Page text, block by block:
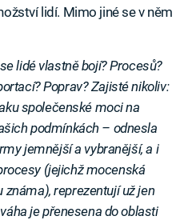
lidí. Mimo jiné se v něm
lidé vlastně bojí? Procesů?
Poprav? Zajisté nikoliv:
společenské moci na
podmínkách – odnesla
jemnější a vybranější, a i
(jejichž mocenská
reprezentují už jen
je přenesena do oblasti